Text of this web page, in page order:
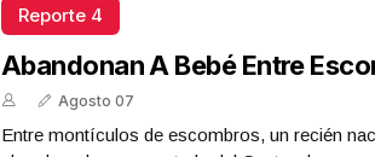
Reporte 4
Abandonan A Bebé Entre
Agosto 07
Entre montículos de escombros, un recién